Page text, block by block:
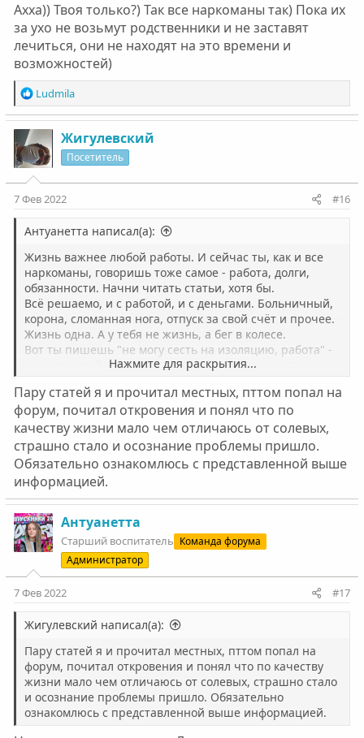
Ахха)) Твоя только?) Так все наркоманы так) Пока их
за ухо не возьмут родственники и не заставят
лечиться, они не находят на это времени и
возможностей)
Р
е
а
к
ц
и
и
:
Ludmila
Жигулевский
Посетитель
7 Фев 2022 #16
Антуанетта написал(а):
Жизнь важнее любой работы. И сейчас ты, как и все
наркоманы, говоришь тоже самое - работа, долги,
обязанности. Начни читать статьи, хотя бы.
Всё решаемо, и с работой, и с деньгами. Больничный,
корона, сломанная нога, отпуск за свой счёт и прочее.
Жизнь одна. А у тебя не жизнь, а бег в колесе.
Вот ты пишешь "не могу сесть на изоляцию, работа" -
а я, здоровый трезвый человек читаю это как "я хочу
жо.пе, контролирую ситуацию, я не конченный".
Только дна у наркомании нет. Вернее, есть.
Нажмите для раскрытия...
Пару статей я и прочитал местных, пттом попал на
форум, почитал откровения и понял что по
качеству жизни мало чем отличаюсь от солевых,
страшно стало и осознание проблемы пришло.
Обязательно ознакомлюсь с представленной выше
информацией.
Антуанетта
Старший воспитатель Команда форума
Администратор
7 Фев 2022 #17
Жигулевский написал(а):
Пару статей я и прочитал местных, пттом попал на
форум, почитал откровения и понял что по качеству
жизни мало чем отличаюсь от солевых, страшно стало
и осознание проблемы пришло. Обязательно
ознакомлюсь с представленной выше информацией.